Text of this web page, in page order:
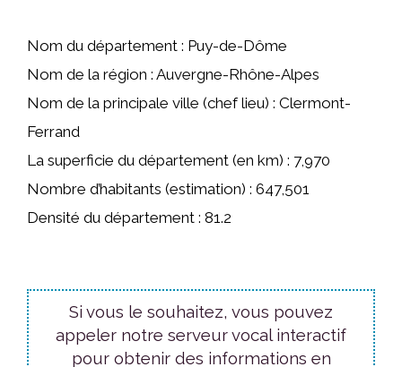
Nom du département : Puy-de-Dôme
Nom de la région : Auvergne-Rhône-Alpes
Nom de la principale ville (chef lieu) : Clermont-
Ferrand
La superficie du département (en km) : 7,970
Nombre d’habitants (estimation) : 647,501
Densité du département : 81.2
Si vous le souhaitez, vous pouvez
appeler notre serveur vocal interactif
pour obtenir des informations en